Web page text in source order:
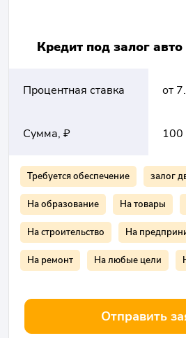
Кредит под залог авто
Процентная ставка от
Сумма, ₽
Требуется обеспечение залог
На образование На товары
На строительство На
На ремонт На любые цели
Отправить